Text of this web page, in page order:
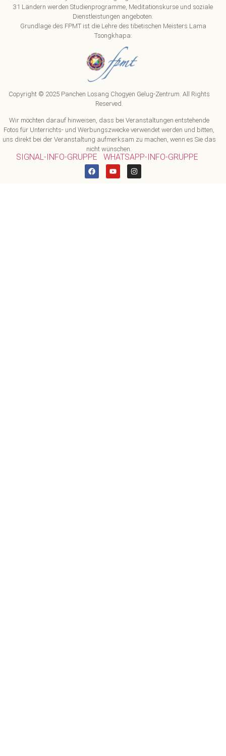
31 Ländern werden Studienprogramme, Meditationskurse und soziale
Dienstleistungen angeboten.
Grundlage des FPMT ist die Lehre des tibetischen Meisters Lama
Tsongkhapa:
Copyright © 2025 Panchen Losang Chogyen Gelug-Zentrum. All Rights
Reserved.
Wir möchten darauf hinweisen, dass bei Veranstaltungen entstehende
Fotos für Unterrichts- und Werbungszwecke verwendet werden und bitten,
uns direkt bei der Veranstaltung aufmerksam zu machen, wenn es Sie das
nicht wünschen.
SIGNAL-INFO-GRUPPE WHATSAPP-INFO-GRUPPE